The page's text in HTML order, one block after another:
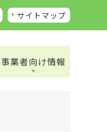
サイトマップ
事業者向け情報